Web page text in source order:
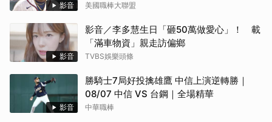
影音 美國職棒大聯盟
影音
影音／李多慧生日「砸50萬做愛心」！ 載
「滿車物資」親走訪偏鄉
TVBS娛樂頭條
影音
勝騎士7局好投擒雄鷹 中信上演逆轉勝｜
08/07 中信 VS 台鋼｜全場精華
中華職棒